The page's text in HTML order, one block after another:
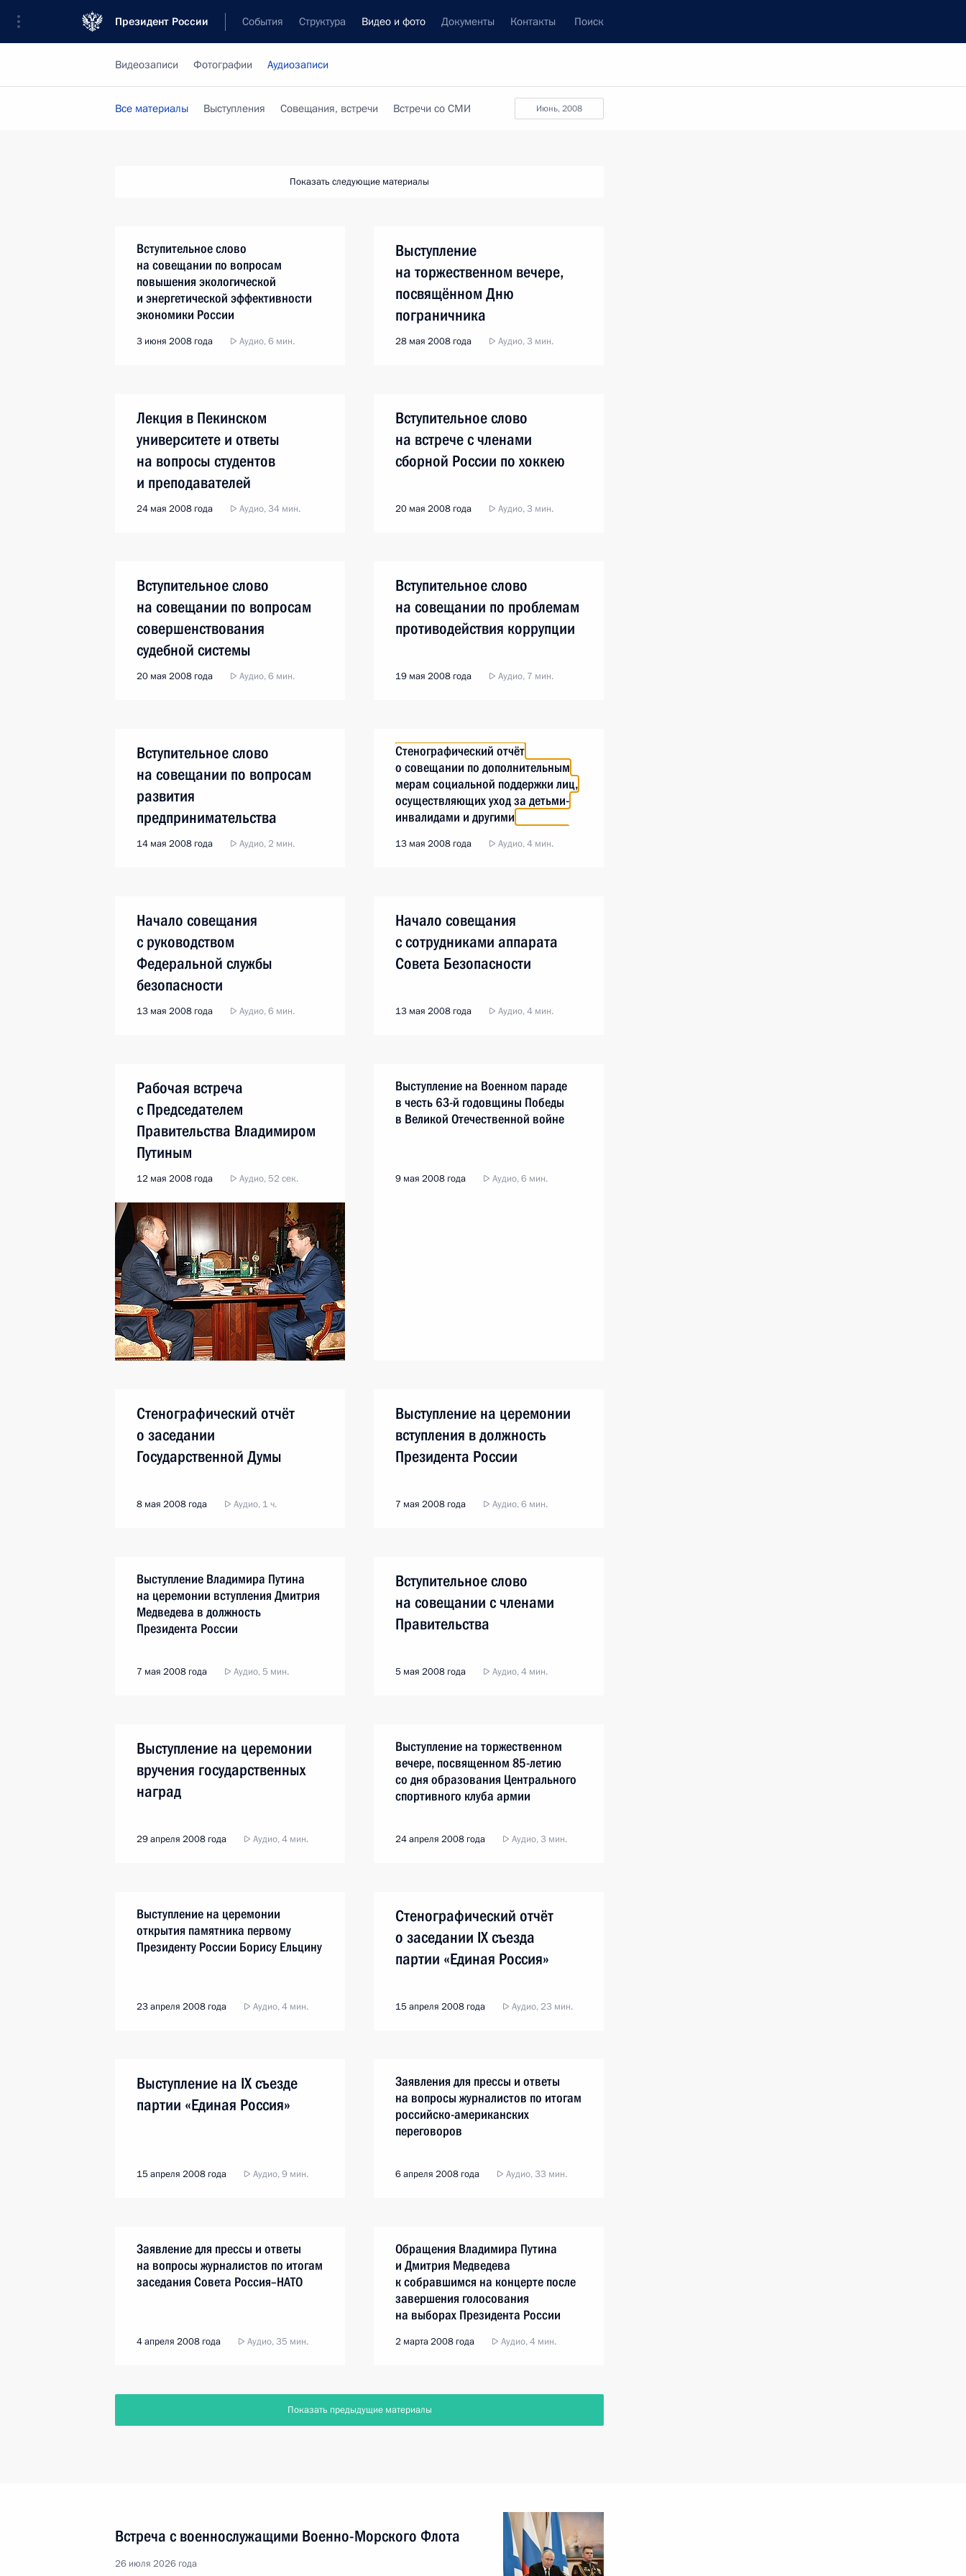
Президент России События Структура Видео и фото Документы Контакты Поиск
Видеозаписи Фотографии Аудиозаписи
июнь, 2008
Все материалы Выступления Совещания, встречи Встречи со СМИ
Показать следующие материалы
Вступительное слово
на совещании по вопросам
повышения экологической
и энергетической эффективности
экономики России
3 июня 2008 года Аудио, 6 мин.
Выступление
на торжественном вечере,
посвящённом Дню
пограничника
28 мая 2008 года Аудио, 3 мин.
Лекция в Пекинском
университете и ответы
на вопросы студентов
и преподавателей
24 мая 2008 года Аудио, 34 мин.
Вступительное слово
на встрече с членами
сборной России по хоккею
20 мая 2008 года Аудио, 3 мин.
Вступительное слово
на совещании по вопросам
совершенствования
судебной системы
20 мая 2008 года Аудио, 6 мин.
Вступительное слово
на совещании по проблемам
противодействия коррупции
19 мая 2008 года Аудио, 7 мин.
Вступительное слово
на совещании по вопросам
развития
предпринимательства
14 мая 2008 года Аудио, 2 мин.
Стенографический отчёт
о совещании по дополнительным
мерам социальной поддержки лиц,
осуществляющих уход за детьми-
инвалидами и другими
13 мая 2008 года Аудио, 4 мин.
Начало совещания
с руководством
Федеральной службы
безопасности
13 мая 2008 года Аудио, 6 мин.
Начало совещания
с сотрудниками аппарата
Совета Безопасности
13 мая 2008 года Аудио, 4 мин.
Рабочая встреча
с Председателем
Правительства Владимиром
Путиным
12 мая 2008 года Аудио, 52 сек.
Выступление на Военном параде
в честь 63-й годовщины Победы
в Великой Отечественной войне
9 мая 2008 года Аудио, 6 мин.
Стенографический отчёт
о заседании
Государственной Думы
8 мая 2008 года Аудио, 1 ч.
Выступление на церемонии
вступления в должность
Президента России
7 мая 2008 года Аудио, 6 мин.
Выступление Владимира Путина
на церемонии вступления Дмитрия
Медведева в должность
Президента России
7 мая 2008 года Аудио, 5 мин.
Вступительное слово
на совещании с членами
Правительства
5 мая 2008 года Аудио, 4 мин.
Выступление на церемонии
вручения государственных
наград
29 апреля 2008 года Аудио, 4 мин.
Выступление на торжественном
вечере, посвященном 85-летию
со дня образования Центрального
спортивного клуба армии
24 апреля 2008 года Аудио, 3 мин.
Выступление на церемонии
открытия памятника первому
Президенту России Борису Ельцину
23 апреля 2008 года Аудио, 4 мин.
Стенографический отчёт
о заседании IX съезда
партии «Единая Россия»
15 апреля 2008 года Аудио, 23 мин.
Выступление на IX съезде
партии «Единая Россия»
15 апреля 2008 года Аудио, 9 мин.
Заявления для прессы и ответы
на вопросы журналистов по итогам
российско-американских
переговоров
6 апреля 2008 года Аудио, 33 мин.
Заявление для прессы и ответы
на вопросы журналистов по итогам
заседания Совета Россия–НАТО
4 апреля 2008 года Аудио, 35 мин.
Обращения Владимира Путина
и Дмитрия Медведева
к собравшимся на концерте после
завершения голосования
на выборах Президента России
2 марта 2008 года Аудио, 4 мин.
Показать предыдущие материалы
Встреча с военнослужащими Военно-Морского Флота
26 июля 2026 года